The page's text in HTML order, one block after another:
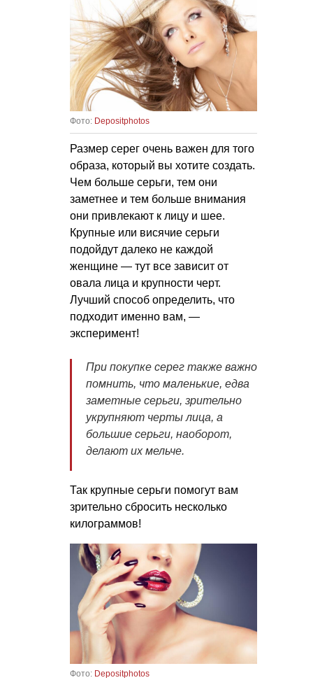
Фото: Depositphotos
Размер серег очень важен для того
образа, который вы хотите создать.
Чем больше серьги, тем они
заметнее и тем больше внимания
они привлекают к лицу и шее.
Крупные или висячие серьги
подойдут далеко не каждой
женщине — тут все зависит от
овала лица и крупности черт.
Лучший способ определить, что
подходит именно вам, —
эксперимент!
При покупке серег также важно
помнить, что маленькие, едва
заметные серьги, зрительно
укрупняют черты лица, а
большие серьги, наоборот,
делают их мельче.
Так крупные серьги помогут вам
зрительно сбросить несколько
килограммов!
Фото: Depositphotos